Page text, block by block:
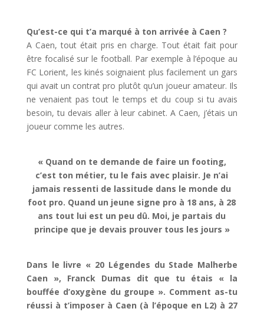
Qu’est-ce qui t’a marqué à ton arrivée à Caen ?
A Caen, tout était pris en charge. Tout était fait pour
être focalisé sur le football. Par exemple à l’époque au
FC Lorient, les kinés soignaient plus facilement un gars
qui avait un contrat pro plutôt qu’un joueur amateur. Ils
ne venaient pas tout le temps et du coup si tu avais
besoin, tu devais aller à leur cabinet. A Caen, j’étais un
joueur comme les autres.
« Quand on te demande de faire un footing,
c’est ton métier, tu le fais avec plaisir. Je n’ai
jamais ressenti de lassitude dans le monde du
foot pro. Quand un jeune signe pro à 18 ans, à 28
ans tout lui est un peu dû. Moi, je partais du
principe que je devais prouver tous les jours »
Dans le livre « 20 Légendes du Stade Malherbe
Caen », Franck Dumas dit que tu étais « la
bouffée d’oxygène du groupe ». Comment as-tu
réussi à t’imposer à Caen (à l’époque en L2) à 27